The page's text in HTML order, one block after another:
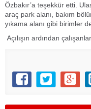
Özbakır’a teşekkür etti.
araç park alanı, bakım
yıkama alanı gibi birimler
Açılışın ardından